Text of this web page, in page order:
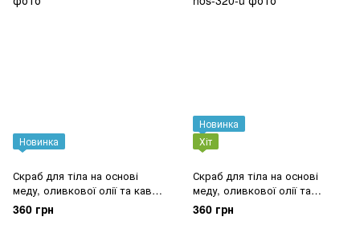
Новинка
Скраб для тіла на основі
меду, оливкової олії та кави
320 гр
360 грн
Новинка
Хіт
Скраб для тіла на основі
меду, оливкової олії та
морської солі 320 гр
360 грн